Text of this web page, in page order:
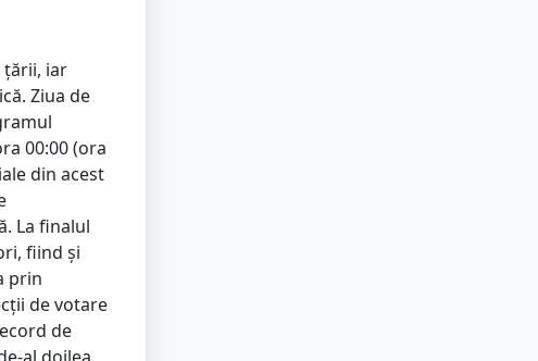
țării, iar
Ziua de
00:00 (ora
din acest
La finalul
fiind și
prin
de votare
de